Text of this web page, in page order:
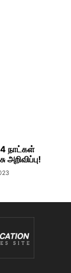
நாட்கள்
அறிவிப்பு!